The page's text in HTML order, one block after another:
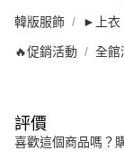
韓版服飾 ►上衣
🔥促銷活動 全館
評價
喜歡這個商品嗎？